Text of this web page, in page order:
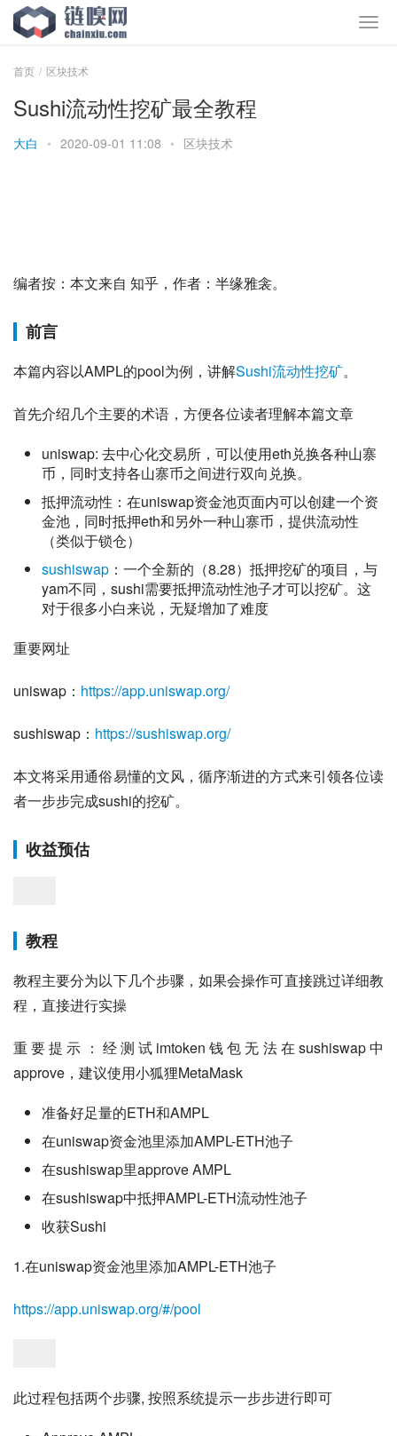
首页 区块技术
Sushi流动性挖矿最全教程
大白 • 2020-09-01 11:08 • 区块技术
编者按：本文来自 知乎，作者：半缘雅衾。
前言
本篇内容以AMPL的pool为例，讲解Sushi流动性挖矿。
首先介绍几个主要的术语，方便各位读者理解本篇文章
uniswap: 去中心化交易所，可以使用eth兑换各种山寨
币，同时支持各山寨币之间进行双向兑换。
抵押流动性：在uniswap资金池页面内可以创建一个资
金池，同时抵押eth和另外一种山寨币，提供流动性
（类似于锁仓）
sushiswap ：一个全新的（8.28）抵押挖矿的项目，与
yam不同，sushi需要抵押流动性池子才可以挖矿。这
对于很多小白来说，无疑增加了难度
重要网址
uniswap： https://app.uniswap.org/
sushiswap： https://sushiswap.org/
本文将采用通俗易懂的文风，循序渐进的方式来引领各位读
者一步步完成sushi的挖矿。
收益预估
教程
教程主要分为以下几个步骤，如果会操作可直接跳过详细教
程，直接进行实操
重要提示：经测试imtoken钱包无法在sushiswap中
approve，建议使用小狐狸MetaMask
准备好足量的ETH和AMPL
在uniswap资金池里添加AMPL-ETH池子
在sushiswap里approve AMPL
在sushiswap中抵押AMPL-ETH流动性池子
收获Sushi
1.在uniswap资金池里添加AMPL-ETH池子
https://app.uniswap.org/#/pool
此过程包括两个步骤, 按照系统提示一步步进行即可